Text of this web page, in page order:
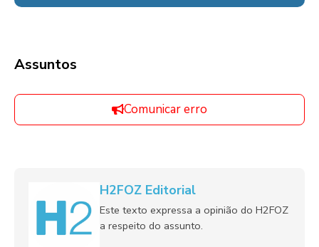
Assuntos
Comunicar erro
H2FOZ Editorial
Este texto expressa a opinião do H2FOZ
a respeito do assunto.